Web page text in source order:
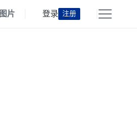
图片 登录 注册